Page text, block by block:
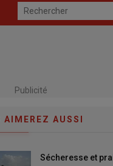
Publicité
AIMEREZ AUSSI
Sécheresse et